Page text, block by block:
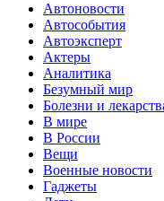
Автоновости
Автособытия
Автоэксперт
Актеры
Аналитика
Безумный мир
Болезни и
В мире
В России
Вещи
Военные новости
Гаджеты